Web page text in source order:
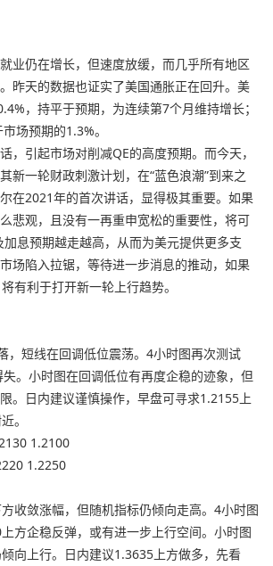
业仍在增长，但速度放缓，而几乎所有地区
昨天的数据也证实了美国通胀正在回升。美
，持平于预期，为连续第7个月维持增长；
场预期的1.3%。
，引起市场对削减QE的高度预期。而今天，
新一轮财政刺激计划，在“蓝色浪潮”到来之
在2021年的首次讲话，显得极其重要。如果
悲观，且没有一再重申宽松的重要性，将可
加息预期越走越高，从而为美元提供更多支
场陷入拉锯，等待进一步消息的推动，如果
有利于打开新一轮上行趋势。
，短线在回调低位震荡。4小时图再次测试
。小时图在回调低位有再度企稳的迹象，但
。日内建议谨慎操作，早盘可寻求1.2155上
。
1.2100
1.2250
收敛涨幅，但随机指标仍倾向走高。4小时图
方企稳反弹，或有进一步上行空间。小时图
向上行。日内建议1.3635上方做多，先看